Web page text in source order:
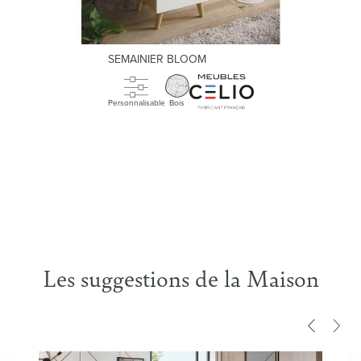
SEMAINIER BLOOM
Personnalisable Bois
Les suggestions de la Maison